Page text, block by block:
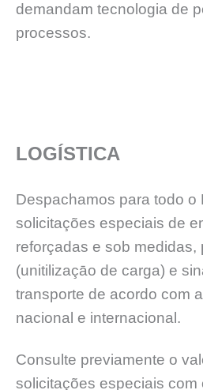
demandam tecnologia de
processos.
LOGÍSTICA
Despachamos para todo o
solicitações especiais de
reforçadas e sob medidas,
(unitilizaçāo de carga) e
transporte de acordo com
nacional e internacional.
Consulte previamente o
solicitações especiais com